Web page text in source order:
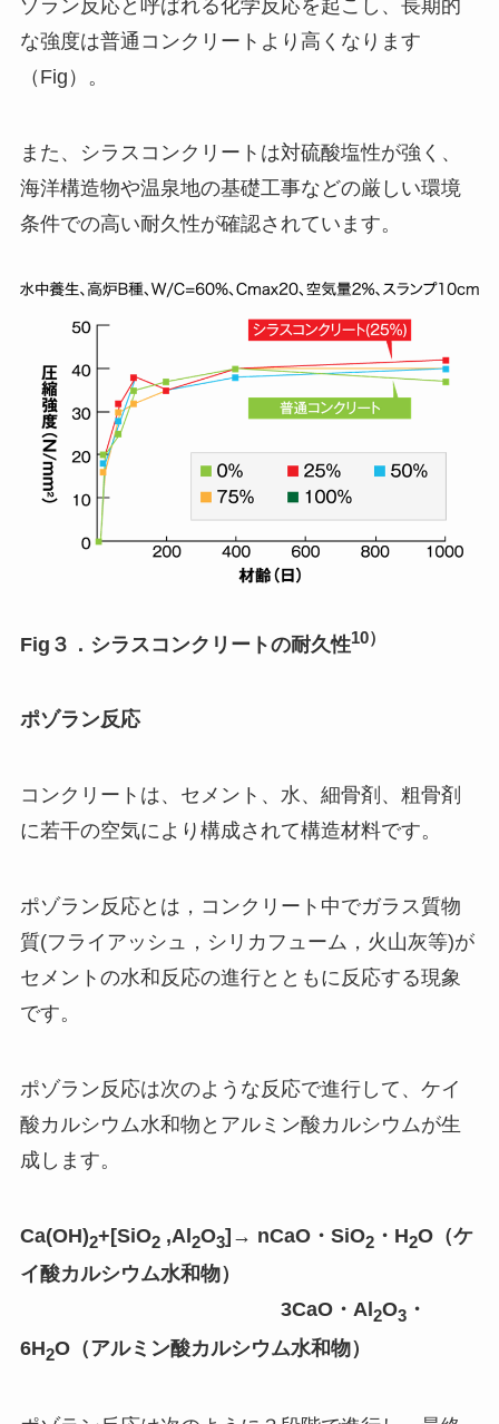
ゾラン反応と呼ばれる化学反応を起こし、長期的
な強度は普通コンクリートより高くなります
（Fig）。
また、シラスコンクリートは対硫酸塩性が強く、
海洋構造物や温泉地の基礎工事などの厳しい環境
条件での高い耐久性が確認されています。
Fig ３．シラスコンクリートの耐久性10）
ポゾラン反応
コンクリートは、セメント、水、細骨剤、粗骨剤
に若干の空気により構成されて構造材料です。
ポゾラン反応とは，コンクリート中でガラス質物
質(フライアッシュ，シリカフューム，火山灰等)が
セメントの水和反応の進行とともに反応する現象
です。
ポゾラン反応は次のような反応で進行して、ケイ
酸カルシウム水和物とアルミン酸カルシウムが生
成します。
Ca(OH)2+[SiO2,Al2O3]→ nCaO・SiO2・H2O（ケ
イ酸カルシウム水和物）
3CaO・Al 2O3・
6H2O（アルミン酸カルシウム水和物）